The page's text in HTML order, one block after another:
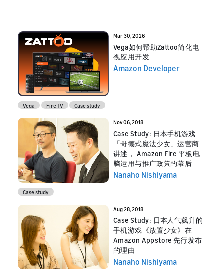
Mar 30, 2026
Vega如何帮助Zattoo简化电
视应用开发
Amazon Developer
Vega Fire TV Case study
Nov 06, 2018
Case Study: 日本手机游戏
「哥德式魔法少女」运营商
讲述， Amazon Fire 平板电
脑运用与推广政策的幕后
Nanaho Nishiyama
Case study
Aug 28, 2018
Case Study: 日本人气飙升的
手机游戏《放置少女》在
Amazon Appstore 先行发布
的理由
Nanaho Nishiyama